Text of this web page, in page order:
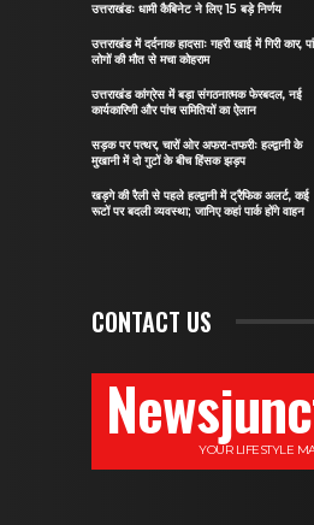
उत्तराखंडः धामी कैबिनेट ने लिए 15 बड़े निर्णय
उत्तराखंड में दर्दनाक हादसाः गहरी खाई में गिरी कार,
लोगों की मौत से मचा कोहराम
उत्तराखंड कांग्रेस में बड़ा संगठनात्मक फेरबदल, नई
कार्यकारिणी और पांच समितियों का ऐलान
सड़क पर पत्थर, चारों ओर अफरा-तफरीः हल्द्वानी के
मुखानी में दो गुटों के बीच हिंसक झड़प
खड़गे की रैली से पहले हल्द्वानी में ट्रैफिक अलर्ट, कई
रूटों पर बदली व्यवस्था; जानिए कहां पार्क होंगे वाहन
CONTACT US
YOUR LIFESTYLE